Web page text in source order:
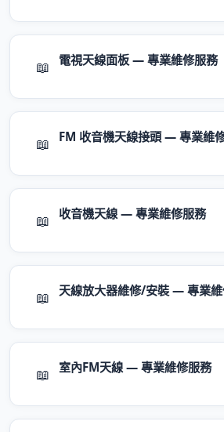
📖 電視天線面板 — 專業維修服務
📖 FM 收音機天線接頭 — 專業維
📖 收音機天線 — 專業維修服務
📖 天線放大器維修/安裝 — 專業
📖 室內FM天線 — 專業維修服務